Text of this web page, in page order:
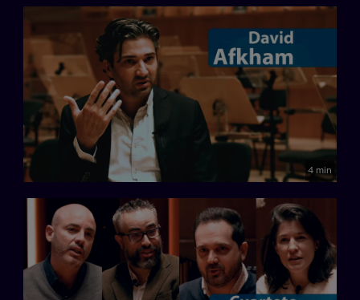
4 min